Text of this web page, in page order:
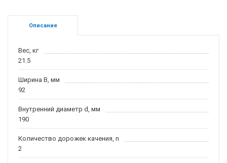
Описание
Вес, кг
21.5
Ширина B, мм
92
Внутренний диаметр d, мм
190
Количество дорожек качения, n
2